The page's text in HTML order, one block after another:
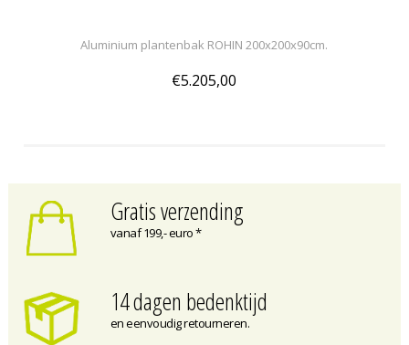
Aluminium plantenbak ROHIN 200x200x90cm.
€5.205,00
Gratis verzending
vanaf 199,- euro *
14 dagen bedenktijd
en eenvoudig retourneren.